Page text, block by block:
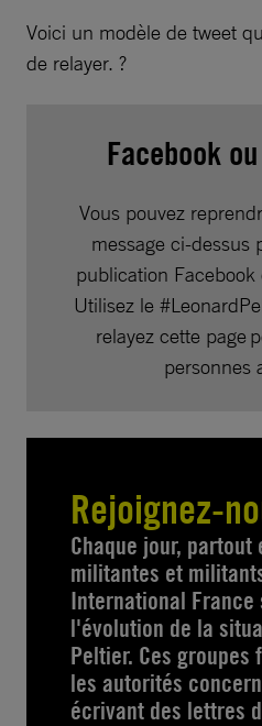
Voici un modèle de tweet
de relayer. ?
Facebook
Vous pouvez
message ci-dessus
publication
Utilisez le
relayez cette page
personnes
Rejoignez-
Chaque jour, partout
militantes et
International France
l'évolution de la
Peltier. Ces groupes
les autorités
écrivant des lettres